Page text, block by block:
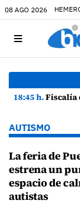
08 AGO 2026
18:45 h.Fiscalía denuncia
AUTISMO
La feria de
estrena un
espacio de
autistas